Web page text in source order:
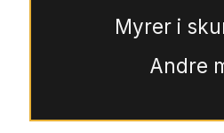
Myrer i
Andre